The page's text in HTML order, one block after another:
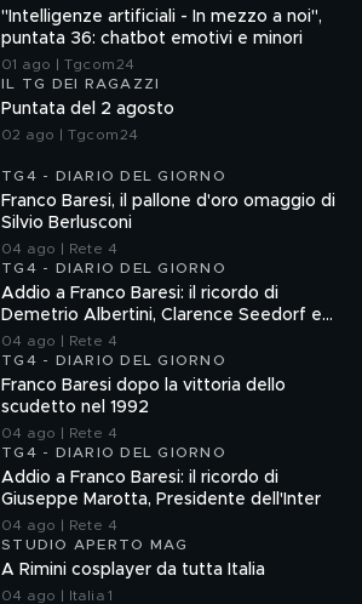
A NOI
"Intelligenze artificiali - In mezzo a noi",
puntata 36: chatbot emotivi e minori
01 ago | Tgcom24
IL TG DEI RAGAZZI
Puntata del 2 agosto
02 ago | Tgcom24
TG4 - DIARIO DEL GIORNO
Franco Baresi, il pallone d'oro omaggio di
Silvio Berlusconi
04 ago | Rete 4
TG4 - DIARIO DEL GIORNO
Addio a Franco Baresi: il ricordo di
Demetrio Albertini, Clarence Seedorf e
Giovanni Galli
04 ago | Rete 4
TG4 - DIARIO DEL GIORNO
Franco Baresi dopo la vittoria dello
scudetto nel 1992
04 ago | Rete 4
TG4 - DIARIO DEL GIORNO
Addio a Franco Baresi: il ricordo di
Giuseppe Marotta, Presidente dell'Inter
04 ago | Rete 4
STUDIO APERTO MAG
A Rimini cosplayer da tutta Italia
04 ago | Italia 1